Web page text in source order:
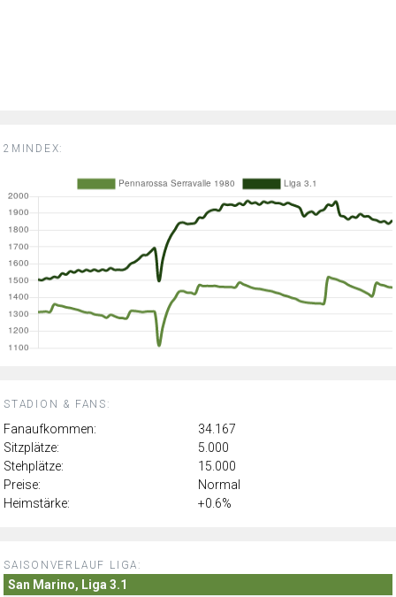
2MINDEX:
STADION & FANS:
Fanaufkommen:
34.167
Sitzplätze:
5.000
Stehplätze:
15.000
Preise:
Normal
Heimstärke:
+0.6%
SAISONVERLAUF LIGA:
San Marino, Liga 3.1